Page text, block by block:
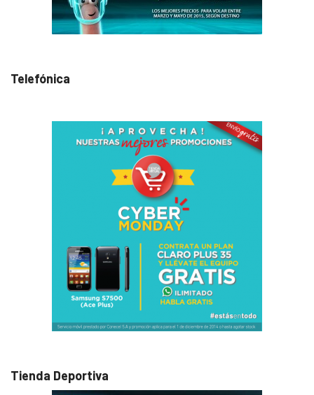
Telefónica
Tienda Deportiva